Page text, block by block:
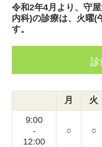
令和2年4月より、守
内科)の診療は、火曜(
す。
診
月 火
9:00
-
12:00
○ ○